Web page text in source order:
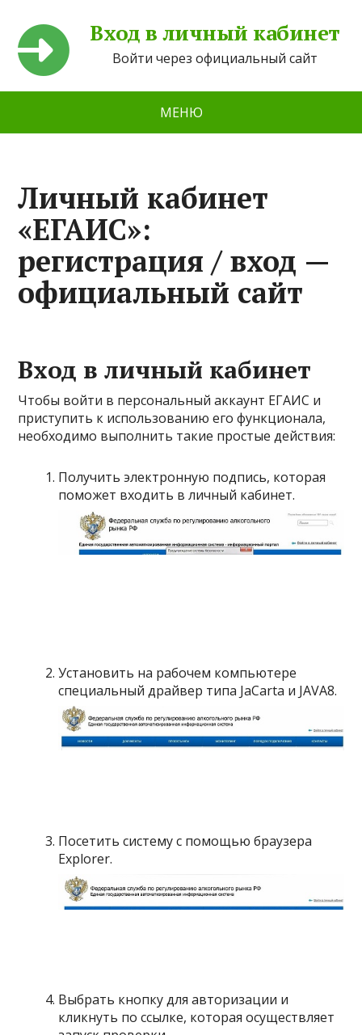
Вход в личный кабинет
Войти через официальный сайт
МЕНЮ
Личный кабинет
«ЕГАИС»:
регистрация / вход —
официальный сайт
Вход в личный кабинет
Чтобы войти в персональный аккаунт ЕГАИС и
приступить к использованию его функционала,
необходимо выполнить такие простые действия:
Получить электронную подпись, которая
поможет входить в личный кабинет.
Установить на рабочем компьютере
специальный драйвер типа JaCarta и JAVA8.
Посетить систему с помощью браузера
Explorer.
Выбрать кнопку для авторизации и
кликнуть по ссылке, которая осуществляет